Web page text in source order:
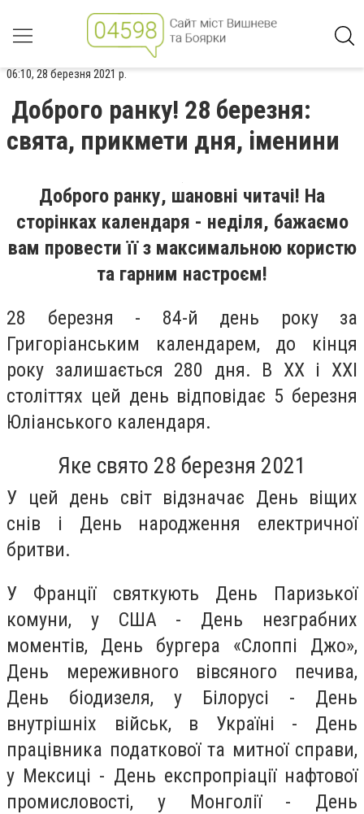
06:10, 28 березня 2021 р.
Доброго ранку! 28 березня:
свята, прикмети дня, іменини
Доброго ранку, шановні читачі! На
сторінках календаря - неділя, бажаємо
вам провести її з максимальною користю
та гарним настроєм!
28 березня - 84-й день року за
Григоріанським календарем, до кінця
року залишається 280 дня. В XX і XXI
століттях цей день відповідає 5 березня
Юліанського календаря.
Яке свято 28 березня 2021
У цей день світ відзначає День віщих
снів і День народження електричної
бритви.
У Франції святкують День Паризької
комуни, у США - День незграбних
моментів, День бургера «Слоппі Джо»,
День мереживного вівсяного печива,
День біодизеля, у Білорусі - День
внутрішніх військ, в Україні - День
працівника податкової та митної справи,
у Мексиці - День експропріації нафтової
промисловості, у Монголії - День